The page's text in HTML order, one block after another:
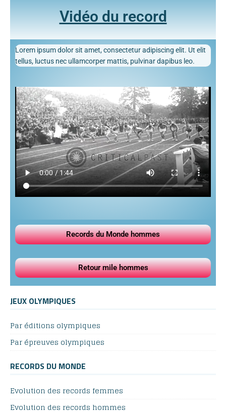
Vidéo du record
Lorem ipsum dolor sit amet, consectetur adipiscing elit. Ut elit
tellus, luctus nec ullamcorper mattis, pulvinar dapibus leo.
Records du Monde hommes
Retour mile hommes
JEUX OLYMPIQUES
Par éditions olympiques
Par épreuves olympiques
RECORDS DU MONDE
Evolution des records femmes
Evolution des records hommes